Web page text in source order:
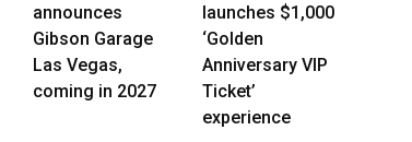
announces
Gibson Garage
Las Vegas,
coming in 2027
launches $1,000
‘Golden
Anniversary VIP
Ticket’
experience